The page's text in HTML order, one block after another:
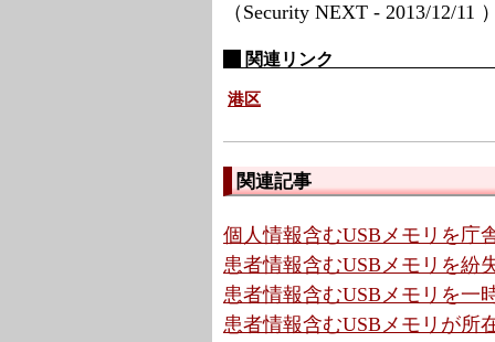
（Security NEXT - 2013/12/11
関連リンク
港区
関連記事
個人情報含むUSBメモリを庁
患者情報含むUSBメモリを紛
患者情報含むUSBメモリを一
患者情報含むUSBメモリが所